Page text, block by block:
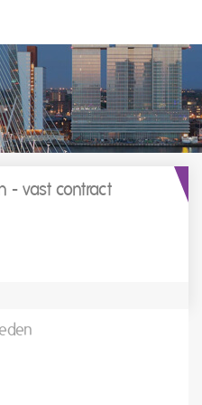
- vast contract